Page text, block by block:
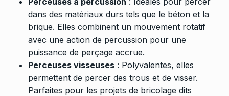
dans des matériaux durs tels que le béton et la
brique. Elles combinent un mouvement rotatif
avec une action de percussion pour une
puissance de perçage accrue.
Perceuses visseuses : Polyvalentes, elles
permettent de percer des trous et de visser.
Parfaites pour les projets de bricolage dits